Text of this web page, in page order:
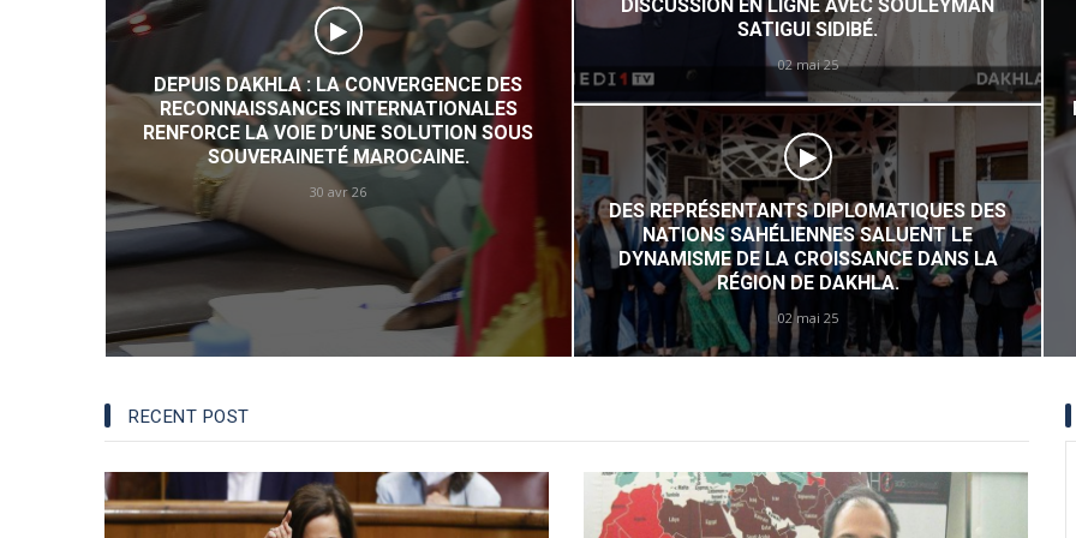
DISCUSSION EN LIGNE AVEC SOULEYMAN
SATIGUI SIDIBÉ.
02 mai 25
DES REPRÉSENTANTS DIPLOMATIQUES DES
NATIONS SAHÉLIENNES SALUENT LE
DYNAMISME DE LA CROISSANCE DANS LA
RÉGION DE DAKHLA.
FRANCE : LA ROUTE DE RABAT PASSE PAR LE
SAHARA
31 Juil 24
RECENT POST